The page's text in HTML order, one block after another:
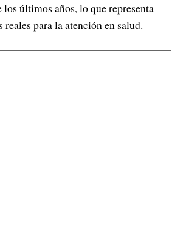
últimos años, lo que representa
reales para la atención en salud.